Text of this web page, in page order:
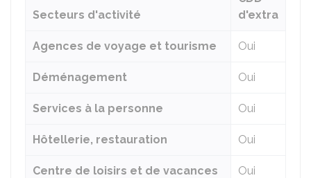
Secteurs d'activité
d'extra
Agences de voyage et tourisme Oui
Déménagement Oui
Services à la personne Oui
Hôtellerie, restauration Oui
Centre de loisirs et de vacances Oui